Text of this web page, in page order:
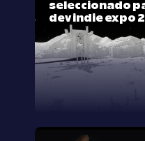
seleccionado
dev indie expo